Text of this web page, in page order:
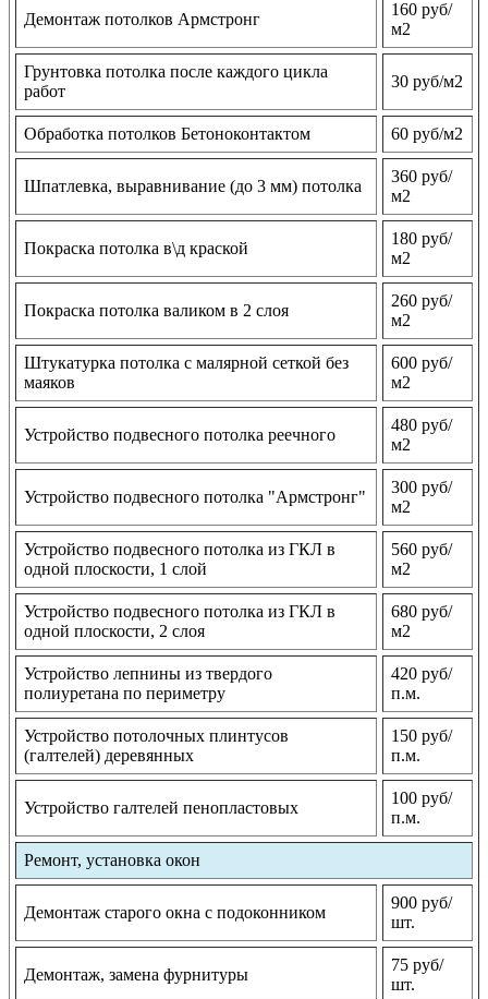
Демонтаж потолков Армстронг
160 руб/
м2
Грунтовка потолка после каждого цикла
работ
30 руб/м2
Обработка потолков Бетоноконтактом 60 руб/м2
Шпатлевка, выравнивание (до 3 мм) потолка
360 руб/
м2
Покраска потолка в\д краской
180 руб/
м2
Покраска потолка валиком в 2 слоя
260 руб/
м2
Штукатурка потолка с малярной сеткой без
маяков
600 руб/
м2
Устройство подвесного потолка реечного
480 руб/
м2
Устройство подвесного потолка "Армстронг"
300 руб/
м2
Устройство подвесного потолка из ГКЛ в
одной плоскости, 1 слой
560 руб/
м2
Устройство подвесного потолка из ГКЛ в
одной плоскости, 2 слоя
680 руб/
м2
Устройство лепнины из твердого
полиуретана по периметру
420 руб/
п.м.
Устройство потолочных плинтусов
(галтелей) деревянных
150 руб/
п.м.
Устройство галтелей пенопластовых
100 руб/
п.м.
Ремонт, установка окон
Демонтаж старого окна с подоконником
900 руб/
шт.
Демонтаж, замена фурнитуры
75 руб/
шт.